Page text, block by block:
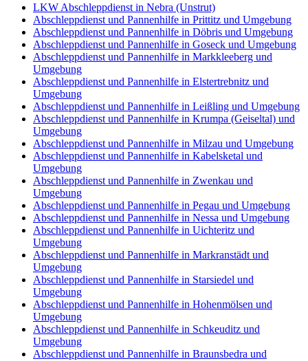
LKW Abschleppdienst in Nebra (Unstrut)
Abschleppdienst und Pannenhilfe in Prittitz und Umgebung
Abschleppdienst und Pannenhilfe in Döbris und Umgebung
Abschleppdienst und Pannenhilfe in Goseck und Umgebung
Abschleppdienst und Pannenhilfe in Markkleeberg und
Umgebung
Abschleppdienst und Pannenhilfe in Elstertrebnitz und
Umgebung
Abschleppdienst und Pannenhilfe in Leißling und Umgebung
Abschleppdienst und Pannenhilfe in Krumpa (Geiseltal) und
Umgebung
Abschleppdienst und Pannenhilfe in Milzau und Umgebung
Abschleppdienst und Pannenhilfe in Kabelsketal und
Umgebung
Abschleppdienst und Pannenhilfe in Zwenkau und
Umgebung
Abschleppdienst und Pannenhilfe in Pegau und Umgebung
Abschleppdienst und Pannenhilfe in Nessa und Umgebung
Abschleppdienst und Pannenhilfe in Uichteritz und
Umgebung
Abschleppdienst und Pannenhilfe in Markranstädt und
Umgebung
Abschleppdienst und Pannenhilfe in Starsiedel und
Umgebung
Abschleppdienst und Pannenhilfe in Hohenmölsen und
Umgebung
Abschleppdienst und Pannenhilfe in Schkeuditz und
Umgebung
Abschleppdienst und Pannenhilfe in Braunsbedra und